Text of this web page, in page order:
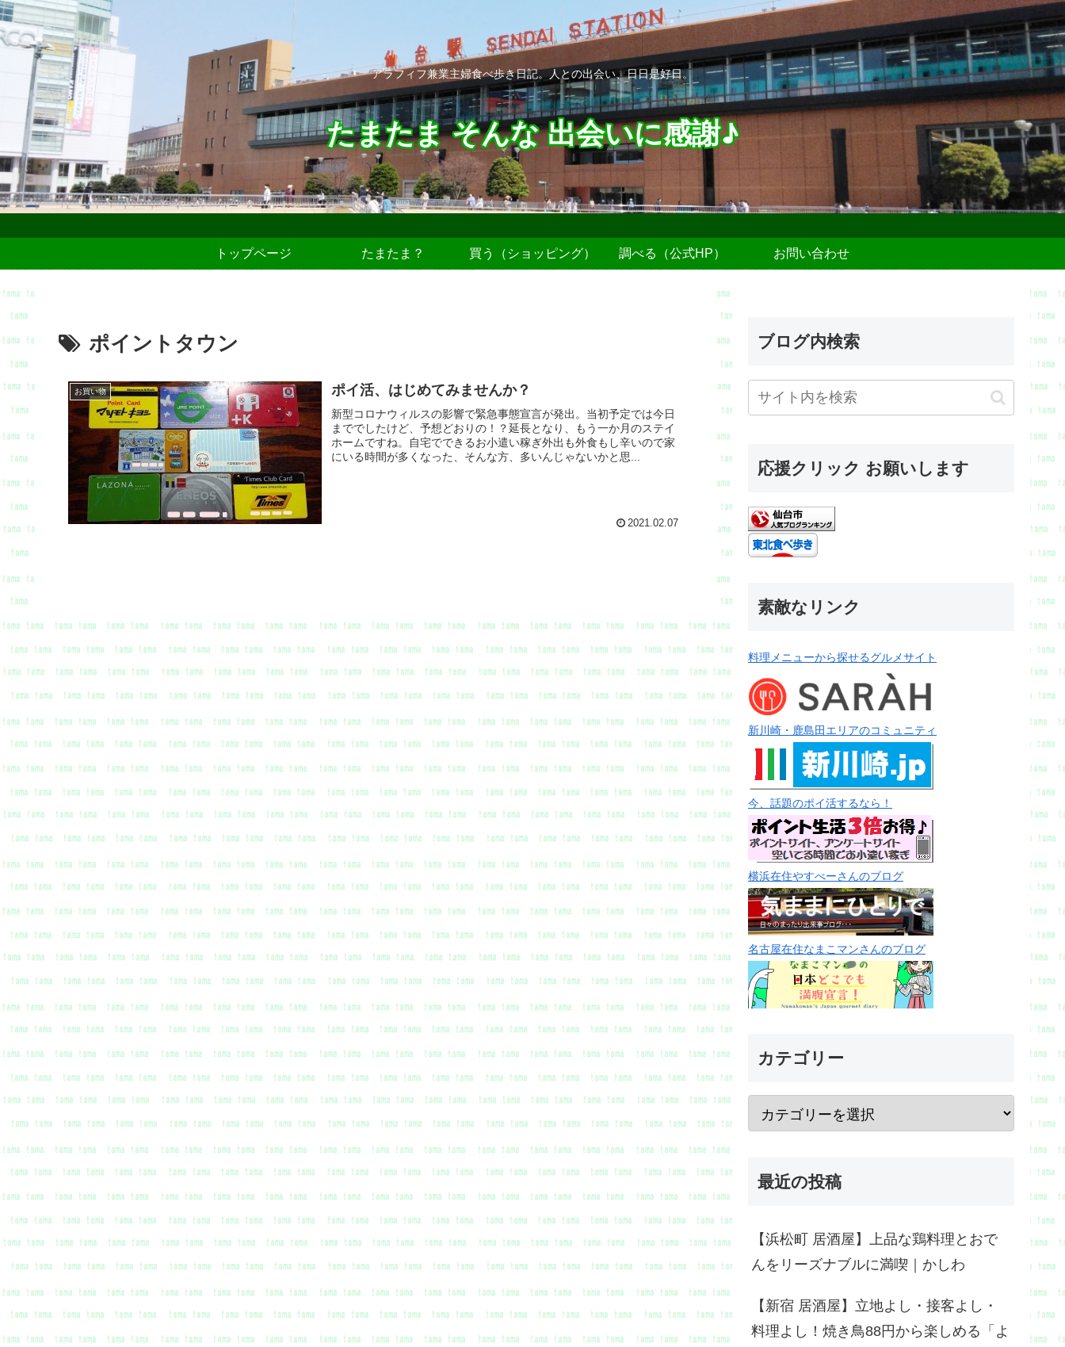
アラフィフ兼業主婦食べ歩き日記。人との出会い、日日是好日。
たまたま そんな 出会いに感謝♪
トップページ たまたま？ 買う（ショッピング） 調べる（公式HP） お問い合わせ
ポイントタウン
お買い物 ポイ活、はじめてみませんか？
新型コロナウィルスの影響で緊急事態宣言が発出。当初予定では今日
まででしたけど、予想どおりの！？延長となり、もう一か月のステイ
ホームですね。自宅でできるお小遣い稼ぎ外出も外食もし辛いので家
にいる時間が多くなった、そんな方、多いんじゃないかと思...
2021.02.07
ブログ内検索
応援クリック お願いします
素敵なリンク
料理メニューから探せるグルメサイト
新川崎・鹿島田エリアのコミュニティ
今、話題のポイ活するなら！
横浜在住やすべーさんのブログ
名古屋在住なまこマンさんのブログ
カテゴリー
最近の投稿
【浜松町 居酒屋】上品な鶏料理とおで
んをリーズナブルに満喫｜かしわ
【新宿 居酒屋】立地よし・接客よし・
料理よし！焼き鳥88円から楽しめる「よ